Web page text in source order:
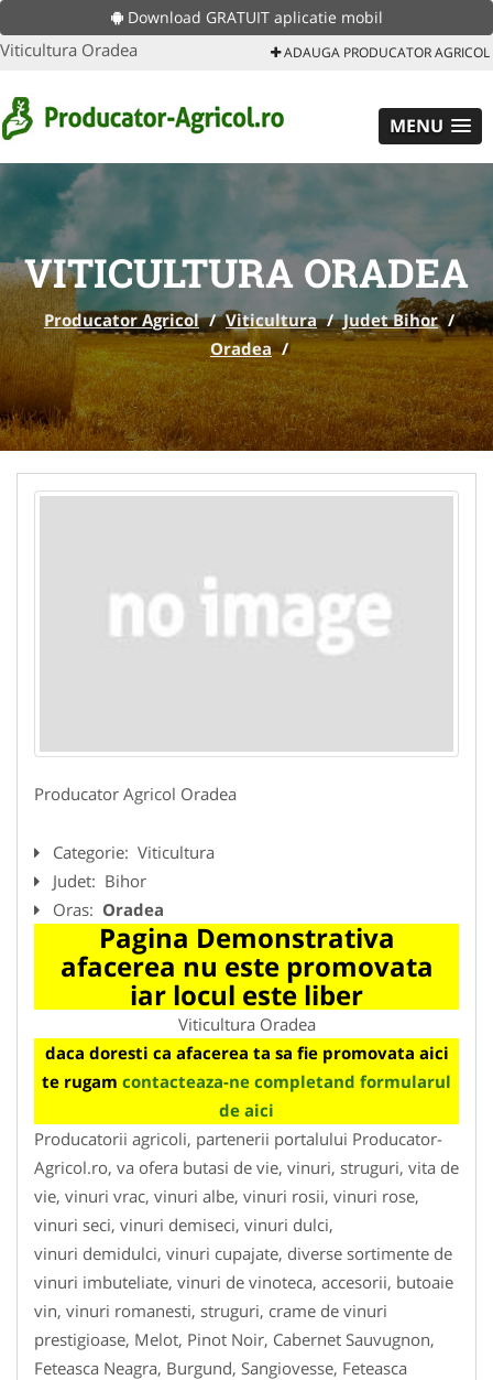
Download GRATUIT aplicatie mobil
Viticultura Oradea ADAUGA PRODUCATOR AGRICOL
MENU
VITICULTURA ORADEA
Producator Agricol / Viticultura / Judet Bihor /
Oradea /
Producator Agricol Oradea
Categorie: Viticultura
Judet: Bihor
Oras: Oradea
Pagina Demonstrativa
afacerea nu este promovata
iar locul este liber
Viticultura Oradea
daca doresti ca afacerea ta sa fie promovata aici
te rugam contacteaza-ne completand formularul
de aici
Producatorii agricoli, partenerii portalului Producator-
Agricol.ro, va ofera butasi de vie, vinuri, struguri, vita de
vie, vinuri vrac, vinuri albe, vinuri rosii, vinuri rose,
vinuri seci, vinuri demiseci, vinuri dulci,
vinuri demidulci, vinuri cupajate, diverse sortimente de
vinuri imbuteliate, vinuri de vinoteca, accesorii, butoaie
vin, vinuri romanesti, struguri, crame de vinuri
prestigioase, Melot, Pinot Noir, Cabernet Sauvugnon,
Feteasca Neagra, Burgund, Sangiovesse, Feteasca